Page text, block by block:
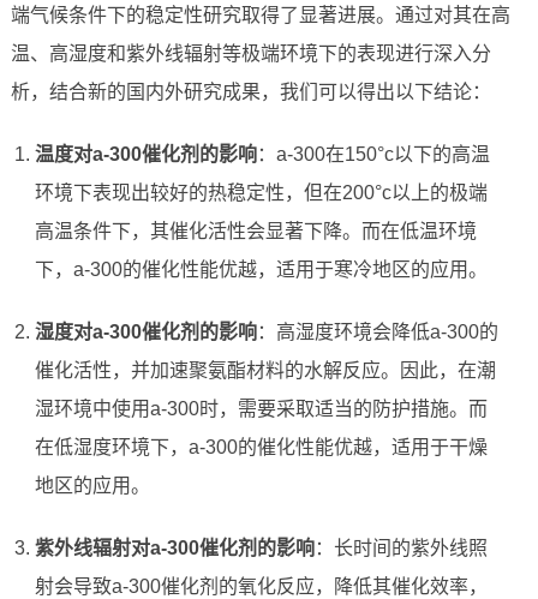
端气候条件下的稳定性研究取得了显著进展。通过对其在高
温、高湿度和紫外线辐射等极端环境下的表现进行深入分
析，结合新的国内外研究成果，我们可以得出以下结论：
温度对a-300催化剂的影响：a-300在150°c以下的高温
环境下表现出较好的热稳定性，但在200°c以上的极端
高温条件下，其催化活性会显著下降。而在低温环境
下，a-300的催化性能优越，适用于寒冷地区的应用。
湿度对a-300催化剂的影响：高湿度环境会降低a-300的
催化活性，并加速聚氨酯材料的水解反应。因此，在潮
湿环境中使用a-300时，需要采取适当的防护措施。而
在低湿度环境下，a-300的催化性能优越，适用于干燥
地区的应用。
紫外线辐射对a-300催化剂的影响：长时间的紫外线照
射会导致a-300催化剂的氧化反应，降低其催化效率，